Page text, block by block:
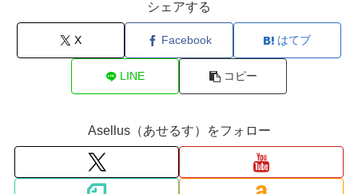
シェアする
X Facebook はてブ
LINE コピー
Asellus（あせるす）をフォロー